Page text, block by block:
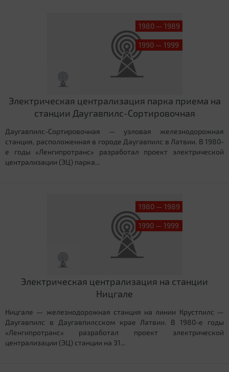
1980 — 1989
1990 — 1999
Электрическая централизация парка приема на
станции Даугавпилс-Сортировочная
Даугавпилс-Сортировочная — узловая железнодорожная
станция, расположенная в городе Даугавпилс в Латвии. В 1980-
е годы «Ленгипротранс» разработал проект электрической
централизации (ЭЦ) парка...
1980 — 1989
1990 — 1999
Электрическая централизация на станции
Ницгале
Ницгале — железнодорожная станция на линии Крустпилс —
Даугавпилс в Даугавпилсском крае Латвии. В 1980-е годы
«Ленгипротранс» разработал проект электрической
централизации (ЭЦ) станции на 31...